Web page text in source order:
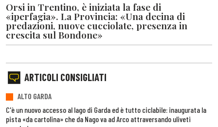
Orsi in Trentino, è iniziata la fase di
«iperfagia». La Provincia: «Una decina di
predazioni, nuove cucciolate, presenza in
crescita sul Bondone»
ARTICOLI CONSIGLIATI
ALTO GARDA
C'è un nuovo accesso al lago di Garda ed è tutto ciclabile: inaugurata la
pista «da cartolina» che da Nago va ad Arco attraversando uliveti